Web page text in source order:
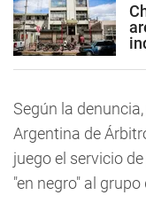
Según la
Argentina de
juego el servicio
"en negro" al